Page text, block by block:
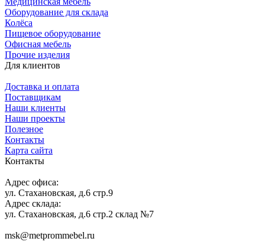
Оборудование для склада
Колёса
Пищевое оборудование
Офисная мебель
Прочие изделия
Для клиентов
Доставка и оплата
Поставщикам
Наши клиенты
Наши проекты
Полезное
Контакты
Карта сайта
Контакты
Адрес офиса:
ул. Стахановская, д.6 стр.9
Адрес склада:
ул. Стахановская, д.6 стр.2 склад №7
msk@metprommebel.ru